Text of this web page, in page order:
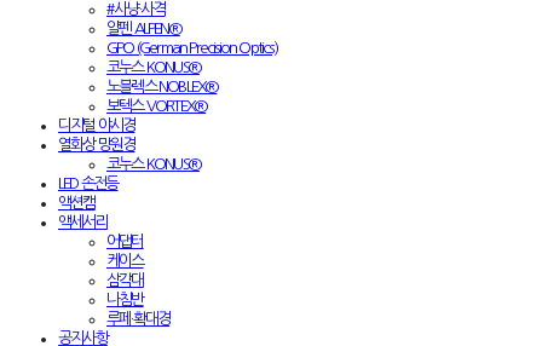
#사냥·사격
알펜 ALPEN®
GPO (German Precision Optics)
코누스 KONUS®
노블렉스 NOBLEX®
보텍스 VORTEX®
디지털 야시경
열화상 망원경
코누스 KONUS®
LED 손전등
액션캠
액세서리
어댑터
케이스
삼각대
나침반
루페·확대경
공지사항